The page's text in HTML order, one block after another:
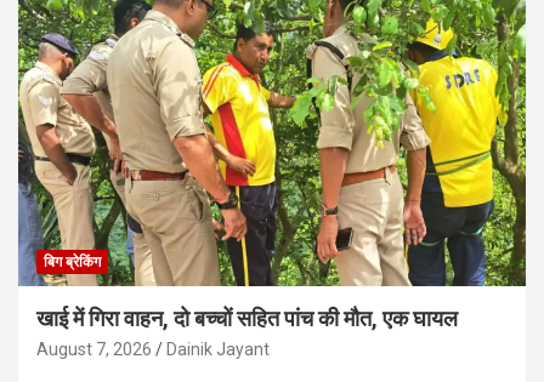
बिग ब्रेकिंग
खाई में गिरा वाहन, दो बच्चों सहित पांच की मौत, एक घायल
August 7, 2026 Dainik Jayant